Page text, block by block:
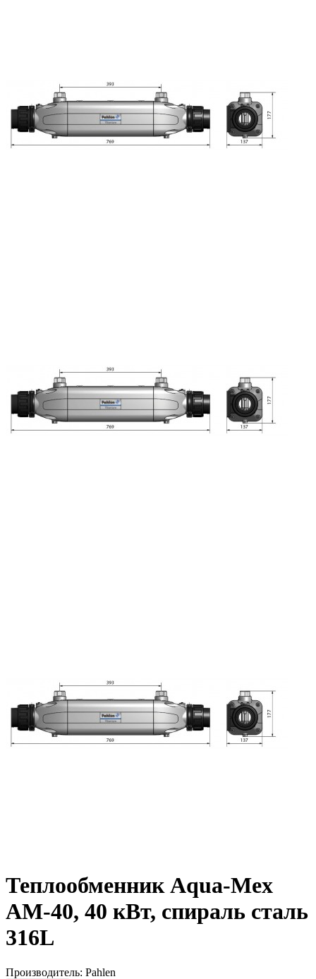
Теплообменник Aqua-Mex
AM-40, 40 кВт, спираль сталь
316L
Производитель: Pahlen